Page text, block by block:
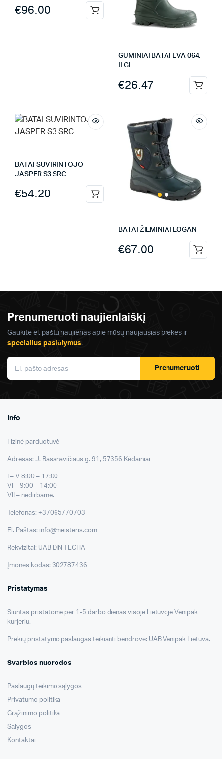
€96.00
GUMINIAI BATAI EVA 064,
ILGI
€26.47
BATAI SUVIRINTOJO
JASPER S3 SRC
€54.20
BATAI ŽIEMINIAI LOGAN
€67.00
Prenumeruoti naujienlaiškį
Gaukite el. paštu naujienas apie mūsų naujausias prekes ir
specialius pasiūlymus.
Prenumeruoti
Info
Fizinė parduotuvė
Adresas: J. Basanavičiaus g. 91, 57356 Kėdainiai
I – V 8:00 – 17:00
VI – 9:00 – 14:00
VII – nedirbame.
Telefonas: +37065770703
El. Paštas: info@meisteris.com
Rekvizitai: UAB DIN TECHA
Įmonės kodas: 302787436
Pristatymas
Siuntas pristatome per 1-5 darbo dienas visoje Lietuvoje Venipak
kurjeriu.
Prekių pristatymo paslaugas teikianti bendrovė: UAB Venipak Lietuva.
Svarbios nuorodos
Paslaugų teikimo sąlygos
Privatumo politika
Grąžinimo politika
Sąlygos
Kontaktai